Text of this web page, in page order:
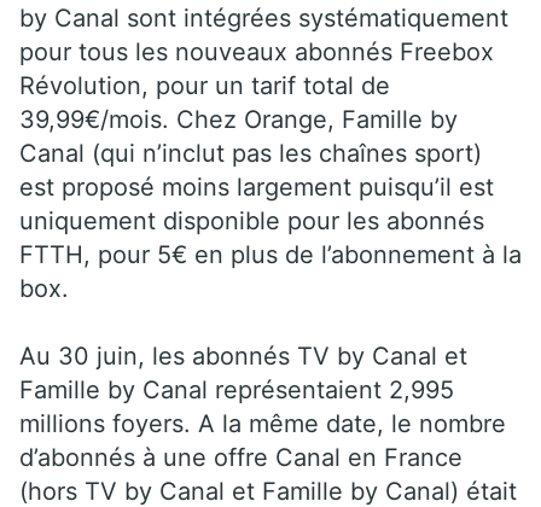
by Canal sont intégrées systématiquement
pour tous les nouveaux abonnés Freebox
Révolution, pour un tarif total de
39,99€/mois. Chez Orange, Famille by
Canal (qui n’inclut pas les chaînes sport)
est proposé moins largement puisqu’il est
uniquement disponible pour les abonnés
FTTH, pour 5€ en plus de l’abonnement à la
box.
Au 30 juin, les abonnés TV by Canal et
Famille by Canal représentaient 2,995
millions foyers. A la même date, le nombre
d’abonnés à une offre Canal en France
(hors TV by Canal et Famille by Canal) était